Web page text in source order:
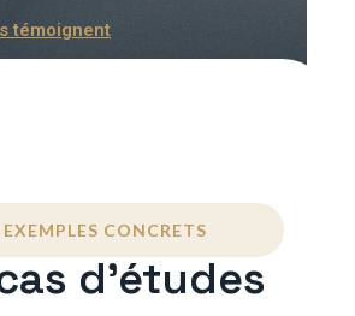
témoignent
EXEMPLES CONCRETS
d'études